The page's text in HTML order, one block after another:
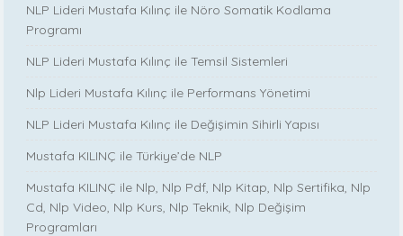
NLP Lideri Mustafa Kılınç ile Nöro Somatik Kodlama
Programı
NLP Lideri Mustafa Kılınç ile Temsil Sistemleri
Nlp Lideri Mustafa Kılınç ile Performans Yönetimi
NLP Lideri Mustafa Kılınç ile Değişimin Sihirli Yapısı
Mustafa KILINÇ ile Türkiye’de NLP
Mustafa KILINÇ ile Nlp, Nlp Pdf, Nlp Kitap, Nlp Sertifika, Nlp
Cd, Nlp Video, Nlp Kurs, Nlp Teknik, Nlp Değişim
Programları